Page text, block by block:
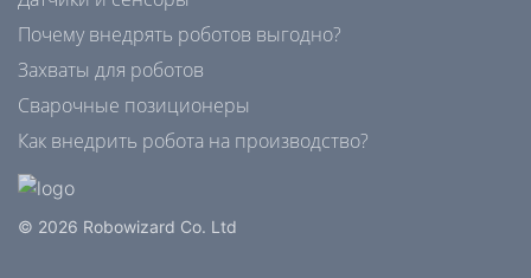
Почему внедрять роботов выгодно?
Захваты для роботов
Сварочные позиционеры
Как внедрить робота на производство?
© 2026 Robowizard Co. Ltd